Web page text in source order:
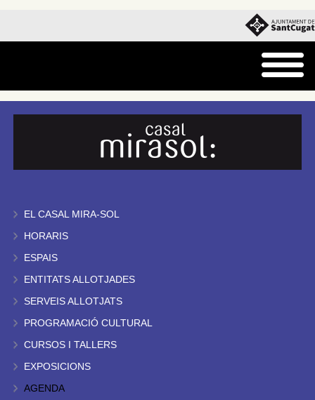
EL CASAL MIRA-SOL
HORARIS
ESPAIS
ENTITATS ALLOTJADES
SERVEIS ALLOTJATS
PROGRAMACIÓ CULTURAL
CURSOS I TALLERS
EXPOSICIONS
AGENDA